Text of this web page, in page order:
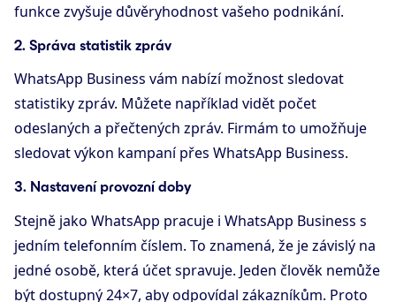
funkce zvyšuje důvěryhodnost vašeho podnikání.
2. Správa statistik zpráv
WhatsApp Business vám nabízí možnost sledovat
statistiky zpráv. Můžete například vidět počet
odeslaných a přečtených zpráv. Firmám to umožňuje
sledovat výkon kampaní přes WhatsApp Business.
3. Nastavení provozní doby
Stejně jako WhatsApp pracuje i WhatsApp Business s
jedním telefonním číslem. To znamená, že je závislý na
jedné osobě, která účet spravuje. Jeden člověk nemůže
být dostupný 24×7, aby odpovídal zákazníkům. Proto